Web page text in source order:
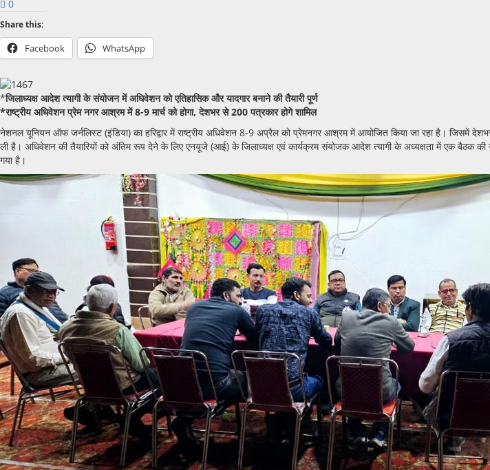
0
Share this:
Facebook WhatsApp
*जिलाध्यक्ष आदेश त्यागी के संयोजन में अधिवेशन को एतिहासिक और यादगार बनाने की तैयारी पूर्ण
*राष्ट्रीय अधिवेशन प्रेम नगर आश्रम में 8-9 मार्च को होगा, देशभर से 200 पत्रकार होगे शामिल
नेशनल यूनियन ऑफ जर्नलिस्ट (इंडिया) का हरिद्वार में राष्ट्रीय अधिवेशन 8-9 अप्रैल को प्रेमनगर आश्रम में आयोजित किया जा रहा है। जिसमें
ली है। अधिवेशन की तैयारियों को अंतिम रूप देने के लिए एनयूजे (आई) के जिलाध्यक्ष एवं कार्यक्रम संयोजक आदेश त्यागी के अध्यक्षता में एक बैठक की
गया है।